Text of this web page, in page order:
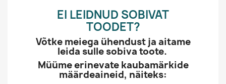
EI LEIDNUD SOBIVAT
TOODET?
Võtke meiega ühendust ja aitame
leida sulle sobiva toote.
Müüme erinevate kaubamärkide
määrdeaineid, näiteks: